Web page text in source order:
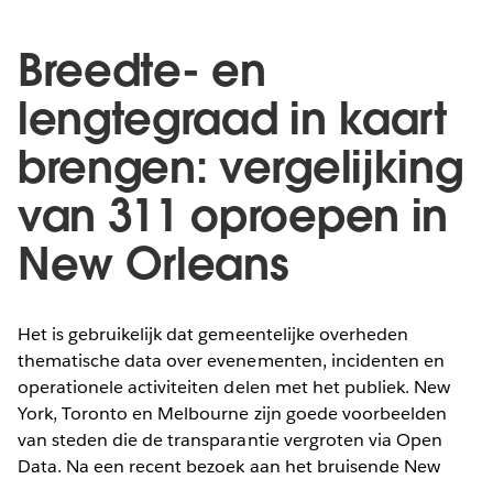
Breedte- en
lengtegraad in kaart
brengen: vergelijking
van 311 oproepen in
New Orleans
Het is gebruikelijk dat gemeentelijke overheden
thematische data over evenementen, incidenten en
operationele activiteiten delen met het publiek. New
York, Toronto en Melbourne zijn goede voorbeelden
van steden die de transparantie vergroten via Open
Data. Na een recent bezoek aan het bruisende New